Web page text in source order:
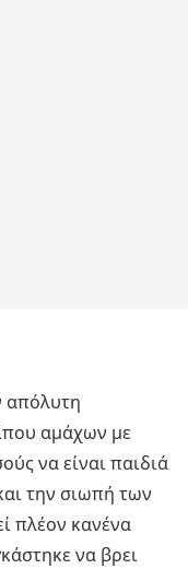
απόλυτη
αμάχων με
να είναι παιδιά
την σιωπή των
πλέον κανένα
να βρει